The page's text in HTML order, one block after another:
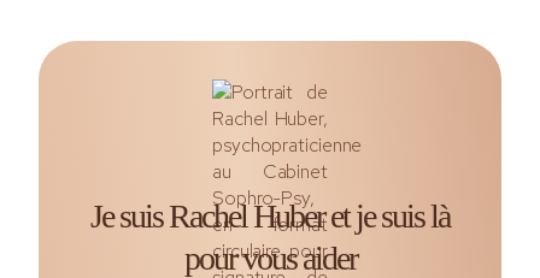
Je suis Rachel Huber et je suis là
pour vous aider